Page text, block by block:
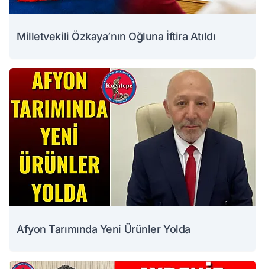
Milletvekili Özkaya’nın Oğluna İftira Atıldı
Afyon Tarımında Yeni Ürünler Yolda